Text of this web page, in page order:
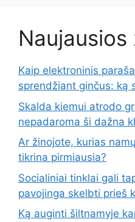
Naujausios
Kaip elektroninis
sprendžiant ginčus: ką
Skalda kiemui atrodo
nepadaroma ši dažna
Ar žinojote, kurias
tikrina pirmiausia?
Socialiniai tinklai gali
pavojinga skelbti prieš
Ką auginti šiltnamyje